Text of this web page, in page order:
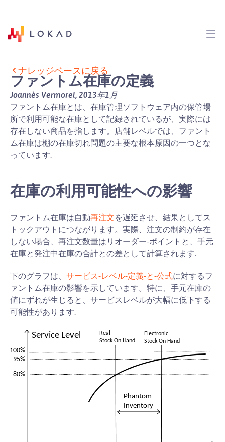
ナレッジベースに戻る
ファントム在庫の定義
Joannès Vermorel, 2013年1月
ファントム在庫とは、在庫管理ソフトウェア内の保管場
所で利用可能な在庫として記録されているが、実際には
存在しない商品を指します。店舗レベルでは、ファント
ム在庫は棚の在庫切れ問題の主要な根本原因の一つとな
っています.
在庫の利用可能性への影響
ファントム在庫は自動再注文を遅延させ、結果としてス
トックアウトにつながります。実際、注文の制約が存在
しない場合、再注文数量はリオーダー-ポイントと、手元
在庫と発注中在庫の合計との差として計算されます.
下のグラフは、 サービス-レベル-定義-と-公式に対するフ
ァントム在庫の影響を示しています。特に、手元在庫の
値にずれが生じると、サービスレベルが大幅に低下する
可能性があります.